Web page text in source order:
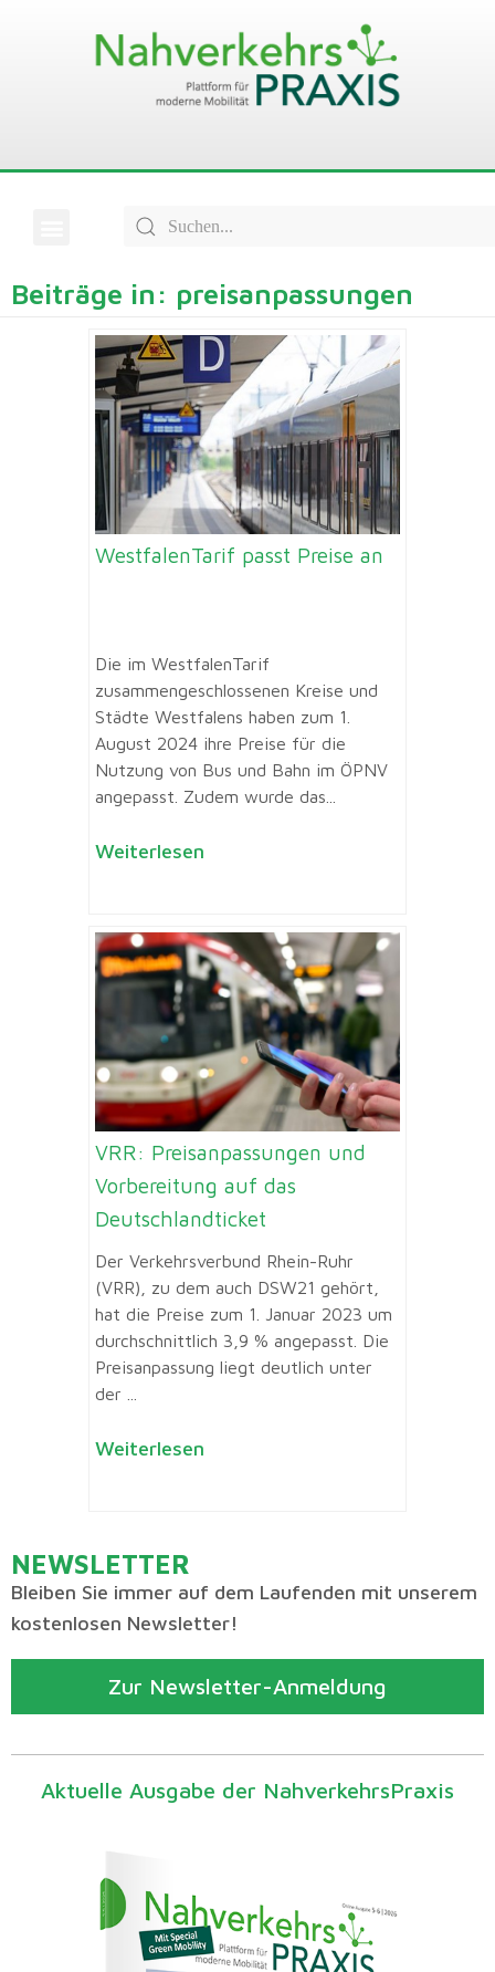
Beiträge in: preisanpassungen
WestfalenTarif passt Preise an
Die im WestfalenTarif
zusammengeschlossenen Kreise und
Städte Westfalens haben zum 1.
August 2024 ihre Preise für die
Nutzung von Bus und Bahn im ÖPNV
angepasst. Zudem wurde das...
Weiterlesen
VRR: Preisanpassungen und
Vorbereitung auf das
Deutschlandticket
Der Verkehrsverbund Rhein-Ruhr
(VRR), zu dem auch DSW21 gehört,
hat die Preise zum 1. Januar 2023 um
durchschnittlich 3,9 % angepasst. Die
Preisanpassung liegt deutlich unter
der ...
Weiterlesen
NEWSLETTER
Bleiben Sie immer auf dem Laufenden mit unserem
kostenlosen Newsletter!
Zur Newsletter-Anmeldung
Aktuelle Ausgabe der NahverkehrsPraxis